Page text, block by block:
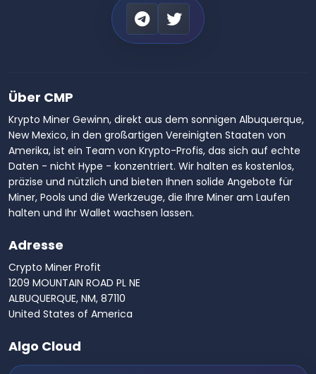
Über CMP
Krypto Miner Gewinn, direkt aus dem sonnigen Albuquerque,
New Mexico, in den großartigen Vereinigten Staaten von
Amerika, ist ein Team von Krypto-Profis, das sich auf echte
Daten - nicht Hype - konzentriert. Wir halten es kostenlos,
präzise und nützlich und bieten Ihnen solide Angebote für
Miner, Pools und die Werkzeuge, die Ihre Miner am Laufen
halten und Ihr Wallet wachsen lassen.
Adresse
Crypto Miner Profit
1209 MOUNTAIN ROAD PL NE
ALBUQUERQUE, NM, 87110
United States of America
Algo Cloud